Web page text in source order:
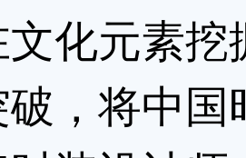
文化元素
，将中